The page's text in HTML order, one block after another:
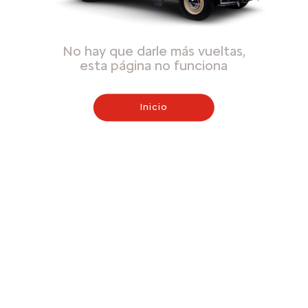
No hay que darle más vueltas,
esta página no funciona
Inicio